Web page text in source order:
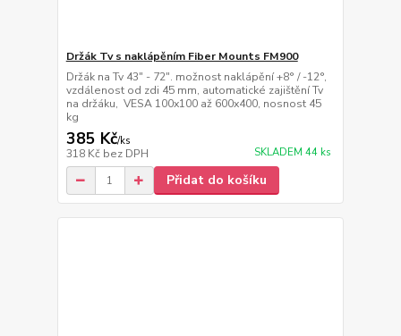
Držák Tv s naklápěním Fiber Mounts FM900
Držák na Tv 43" - 72". možnost naklápění +8° / -12°,
vzdálenost od zdi 45 mm, automatické zajištění Tv
na držáku, VESA 100x100 až 600x400, nosnost 45
kg
385 Kč/ks
318 Kč bez DPH SKLADEM 44 ks
Přidat do košíku